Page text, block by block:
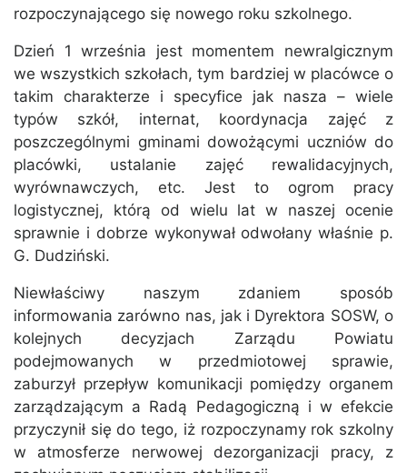
rozpoczynającego się nowego roku szkolnego.
Dzień 1 września jest momentem newralgicznym
we wszystkich szkołach, tym bardziej w placówce o
takim charakterze i specyfice jak nasza – wiele
typów szkół, internat, koordynacja zajęć z
poszczególnymi gminami dowożącymi uczniów do
placówki, ustalanie zajęć rewalidacyjnych,
wyrównawczych, etc. Jest to ogrom pracy
logistycznej, którą od wielu lat w naszej ocenie
sprawnie i dobrze wykonywał odwołany właśnie p.
G. Dudziński.
Niewłaściwy naszym zdaniem sposób
informowania zarówno nas, jak i Dyrektora SOSW, o
kolejnych decyzjach Zarządu Powiatu
podejmowanych w przedmiotowej sprawie,
zaburzył przepływ komunikacji pomiędzy organem
zarządzającym a Radą Pedagogiczną i w efekcie
przyczynił się do tego, iż rozpoczynamy rok szkolny
w atmosferze nerwowej dezorganizacji pracy, z